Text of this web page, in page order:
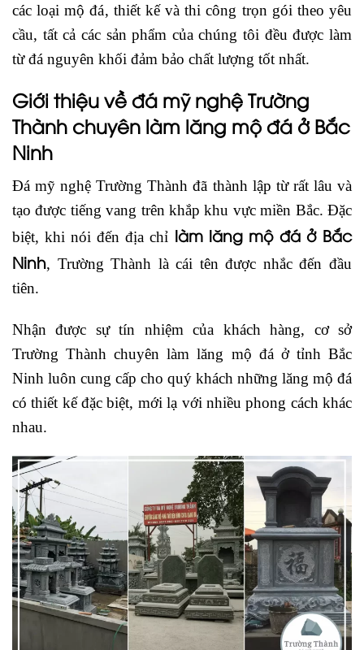
các loại mộ đá, thiết kế và thi công trọn gói theo yêu
cầu, tất cả các sản phẩm của chúng tôi đều được làm
từ đá nguyên khối đảm bảo chất lượng tốt nhất.
Giới thiệu về đá mỹ nghệ Trường
Thành chuyên làm lăng mộ đá ở Bắc
Ninh
Đá mỹ nghệ Trường Thành đã thành lập từ rất lâu và
tạo được tiếng vang trên khắp khu vực miền Bắc. Đặc
biệt, khi nói đến địa chỉ làm lăng mộ đá ở Bắc
Ninh, Trường Thành là cái tên được nhắc đến đầu
tiên.
Nhận được sự tín nhiệm của khách hàng, cơ sở
Trường Thành chuyên làm lăng mộ đá ở tỉnh Bắc
Ninh luôn cung cấp cho quý khách những lăng mộ đá
có thiết kế đặc biệt, mới lạ với nhiều phong cách khác
nhau.